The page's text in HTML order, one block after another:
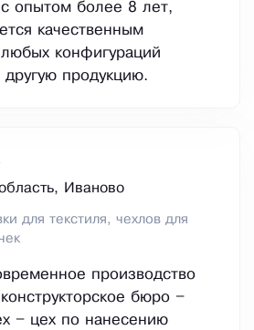
опытом более 8 лет,
качественным
конфигураций
другую продукцию.
Иваново
для текстиля, чехлов для
производство
бюро –
– цех по нанесению